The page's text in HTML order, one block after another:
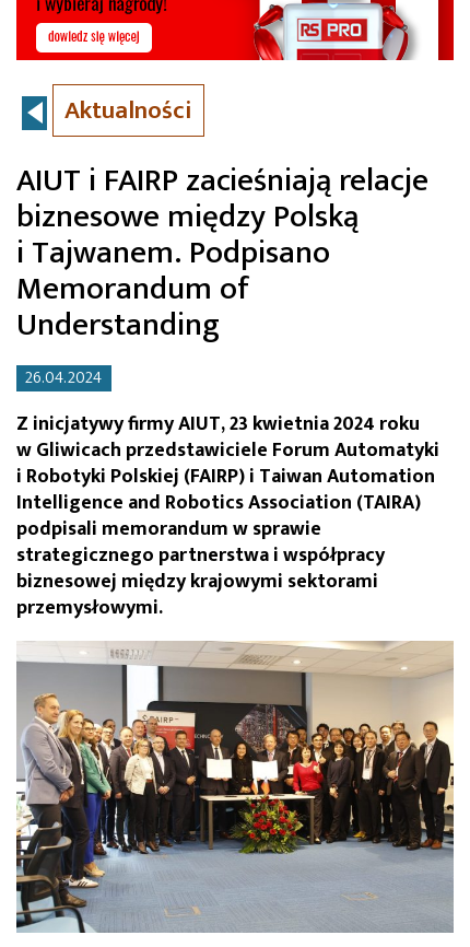
Aktualności
AIUT i FAIRP zacieśniają relacje
biznesowe między Polską
i Tajwanem. Podpisano
Memorandum of
Understanding
26.04.2024
Z inicjatywy firmy AIUT, 23 kwietnia 2024 roku
w Gliwicach przedstawiciele Forum Automatyki
i Robotyki Polskiej (FAIRP) i Taiwan Automation
Intelligence and Robotics Association (TAIRA)
podpisali memorandum w sprawie
strategicznego partnerstwa i współpracy
biznesowej między krajowymi sektorami
przemysłowymi.